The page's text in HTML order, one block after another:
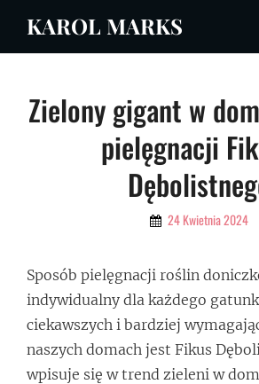
KAROL MARKS
Zielony gigant w
pielęgnacji
By 24 Kwietnia 2024
Sposób pielęgnacji roślin
indywidualny dla każdego
ciekawszych i bardziej
naszych domach jest Fikus
wpisuje się w trend zieleni w
Nawigacja
wpisu